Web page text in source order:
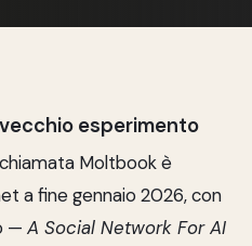
esperimento
Moltbook è
a fine gennaio 2026, con
— A Social Network For AI